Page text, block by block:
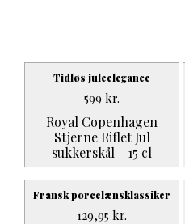
Tidløs juleelegance
Royal Copenhagen
Stjerne Riflet Jul
sukkerskål - 15 cl
599 kr.
Fransk porcelænsklassiker
129,95 kr.